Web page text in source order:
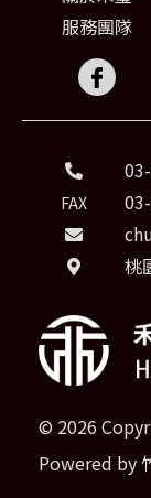
服務團隊
© 2026
Powered by
FAX
桃